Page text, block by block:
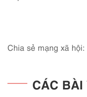
Chia sẻ mạng xã hội:
CÁC